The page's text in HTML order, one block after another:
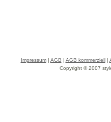
Impressum| AGB | AGB kommerziell|
Copyright © 2007